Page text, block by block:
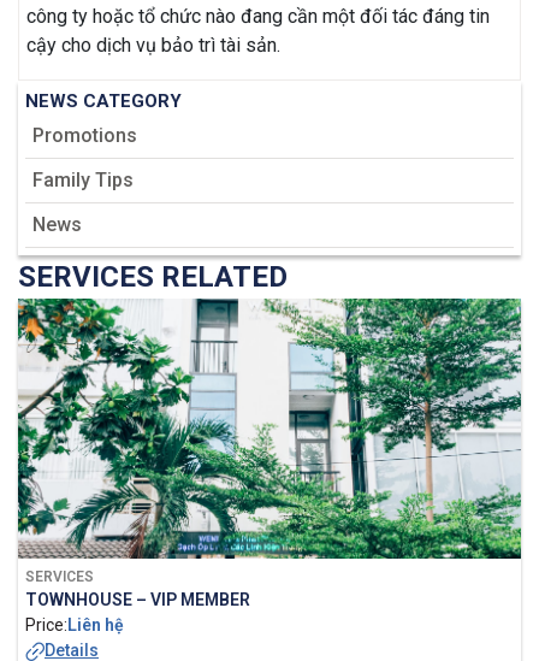
công ty hoặc tổ chức nào đang cần một đối tác đáng tin
cậy cho dịch vụ bảo trì tài sản.
NEWS CATEGORY
Promotions
Family Tips
News
SERVICES RELATED
SERVICES
TOWNHOUSE – VIP MEMBER
Price:Liên hệ
Details